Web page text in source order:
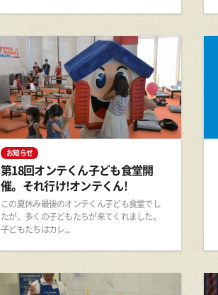
お知らせ
第18回オンテくん子ども食堂開
催。それ行け!オンテくん!
この夏休み最後のオンテくん子ども食堂でし
たが、多くの子どもたちが来てくれました。
子どもたちはカレ...